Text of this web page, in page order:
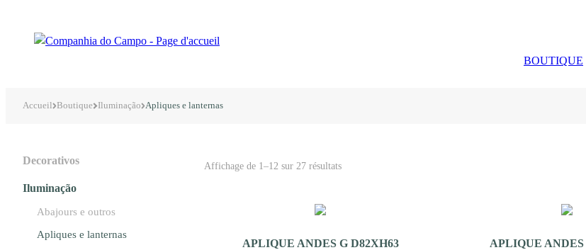
BOUTIQUE
Accueil Boutique Iluminação Apliques e lanternas
Decorativos
Iluminação
Abajours e outros
Apliques e lanternas
Affichage de 1–12 sur 27 résultats
APLIQUE ANDES G D82XH63
APLIQUE ANDES